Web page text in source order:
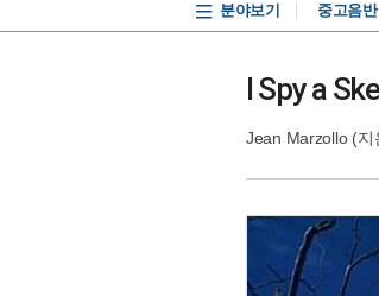
분야보기
중고음반
I Spy a
Jean Marzollo(지